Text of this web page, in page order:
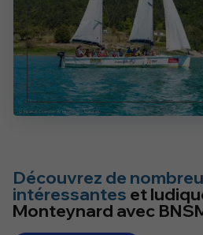
Découvrez de
intéressantes et
Monteynard avec